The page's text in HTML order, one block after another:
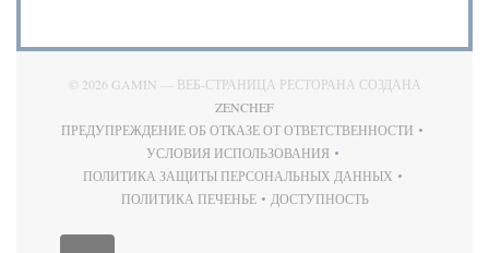
© 2026 GAMIN — ВЕБ-СТРАНИЦА РЕСТОРАНА СОЗДАНА
ZENCHEF((ОТКРЫВАЕТСЯ В НОВОМ ОКНЕ))
ПРЕДУПРЕЖДЕНИЕ ОБ ОТКАЗЕ ОТ ОТВЕТСТВЕННОСТИ
((ОТКРЫВАЕТСЯ В НОВОМ ОКНЕ))
УСЛОВИЯ ИСПОЛЬЗОВАНИЯ
((ОТКРЫВАЕТСЯ В НОВОМ ОКНЕ))
ПОЛИТИКА ЗАЩИТЫ ПЕРСОНАЛЬНЫХ ДАННЫХ
((ОТКРЫВАЕТСЯ В НОВОМ ОКНЕ))
ПОЛИТИКА ПЕЧЕНЬЕ
((ОТКРЫВАЕТСЯ В НОВОМ ОКНЕ))
ДОСТУПНОСТЬ
((ОТКРЫВАЕТСЯ В НОВОМ